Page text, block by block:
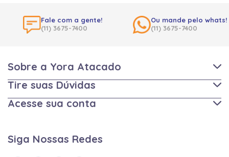
Fale com a gente!
(11) 3675-7400
Ou mande pelo whats!
(11) 3675-7400
Sobre a Yora Atacado
Tire suas Dúvidas
Acesse sua conta
Siga Nossas Redes